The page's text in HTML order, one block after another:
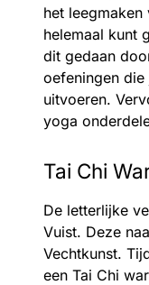
het
helemaal kunt
dit gedaan
oefeningen
uitvoeren.
yoga
Tai Chi
De letterlijke
Vuist. Deze
Vechtkunst.
een Tai Chi